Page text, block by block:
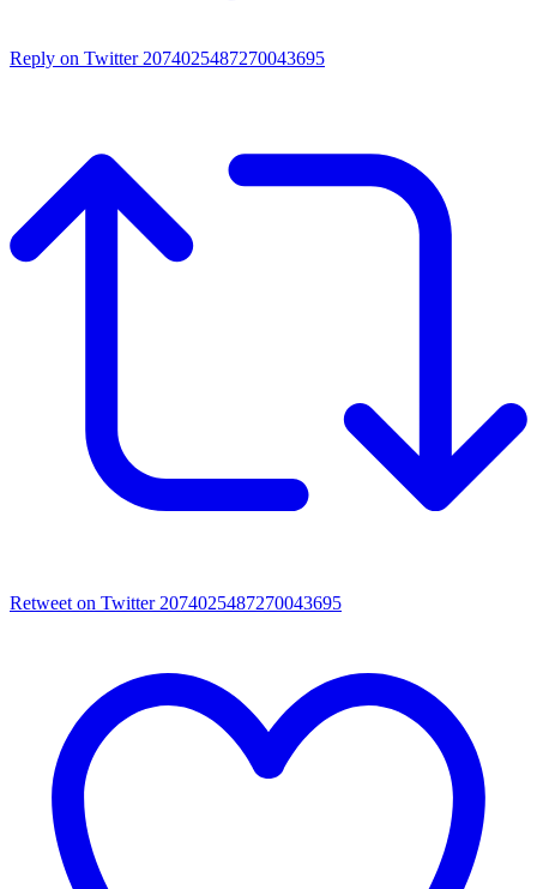
Reply on Twitter 2074025487270043695
Retweet on Twitter 2074025487270043695